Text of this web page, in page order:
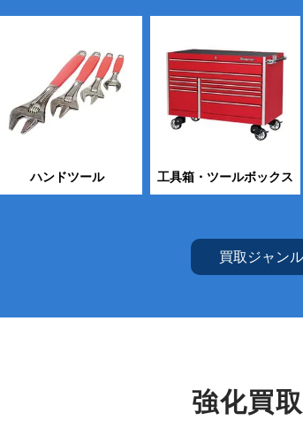
ハンドツール 工具箱・ツールボックス
買取ジャン
強化買